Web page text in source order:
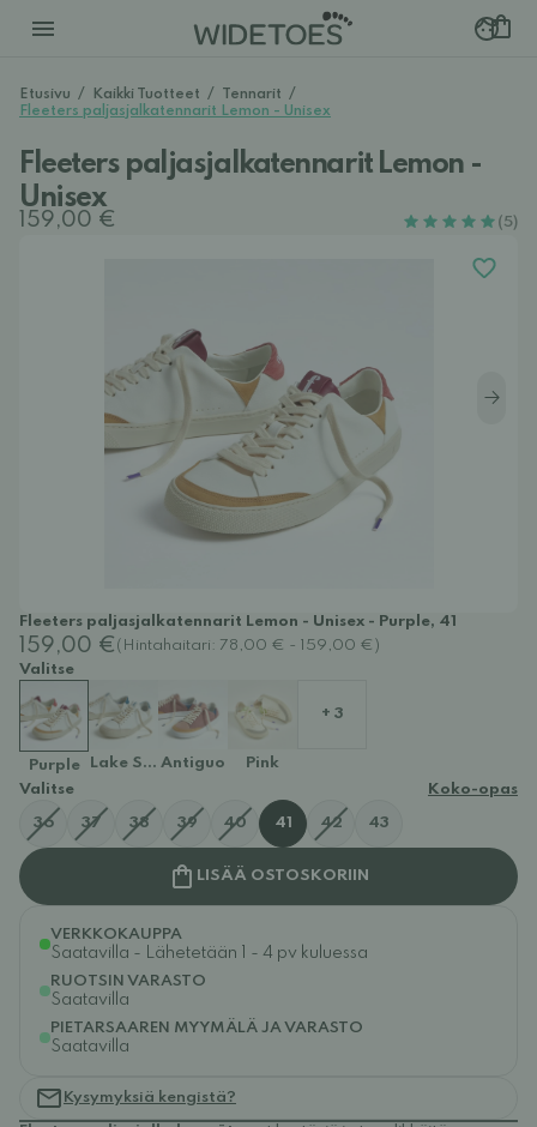
Etusivu / Kaikki Tuotteet / Tennarit /
Fleeters paljasjalkatennarit Lemon - Unisex
Fleeters paljasjalkatennarit Lemon -
Unisex
159,00 € (5)
Fleeters paljasjalkatennarit Lemon - Unisex - Purple, 41
159,00 € (Hintahaitari: 78,00 € - 159,00 €)
Valitse
Purple Lake StreamAntiguo Pink
+ 3
Valitse Koko-opas
36 37 38 39 40 41 42 43
LISÄÄ OSTOSKORIIN
VERKKOKAUPPA
Saatavilla - Lähetetään 1 - 4 pv kuluessa
RUOTSIN VARASTO
Saatavilla
PIETARSAAREN MYYMÄLÄ JA VARASTO
Saatavilla
Kysymyksiä kengistä?